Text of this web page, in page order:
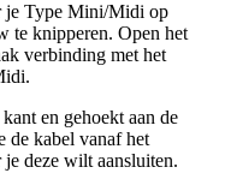
je Type Mini/Midi op
te knipperen. Open het
verbinding met het
en gehoekt aan de
de kabel vanaf het
deze wilt aansluiten.